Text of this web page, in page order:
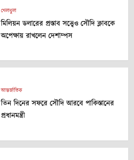
খেলাধুলা
মিলিয়ন ডলারের প্রস্তাব সত্ত্বেও সৌদি ক্লাবকে
অপেক্ষায় রাখলেন দেশাম্পস
আন্তর্জাতিক
তিন দিনের সফরে সৌদি আরবে পাকিস্তানের
প্রধানমন্ত্রী